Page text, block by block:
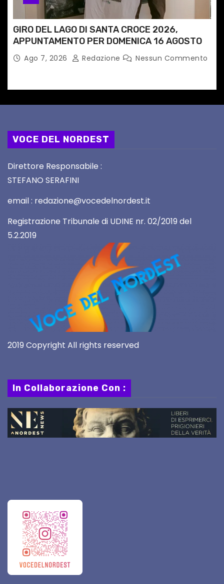
GIRO DEL LAGO DI SANTA CROCE 2026,
APPUNTAMENTO PER DOMENICA 16 AGOSTO
Ago 7, 2026 Redazione Nessun Commento
VOCE DEL NORDEST
Direttore Responsabile :
STEFANO SERAFINI
email : redazione@vocedelnordest.it
Registrazione Tribunale di UDINE nr. 02/2019 del
5.2.2019
2019 Copyright All rights reserved
In Collaborazione Con :